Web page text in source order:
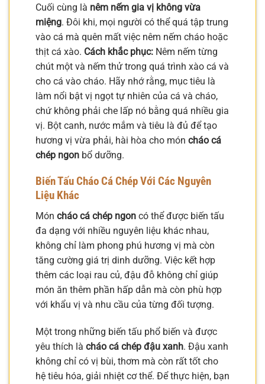
Cuối cùng là nêm nếm gia vị không vừa
miệng. Đôi khi, mọi người có thể quá tập trung
vào cá mà quên mất việc nêm nếm cháo hoặc
thịt cá xào. Cách khắc phục: Nêm nếm từng
chút một và nếm thử trong quá trình xào cá và
cho cá vào cháo. Hãy nhớ rằng, mục tiêu là
làm nổi bật vị ngọt tự nhiên của cá và cháo,
chứ không phải che lấp nó bằng quá nhiều gia
vị. Bột canh, nước mắm và tiêu là đủ để tạo
hương vị vừa phải, hài hòa cho món cháo cá
chép ngon bổ dưỡng.
Biến Tấu Cháo Cá Chép Với Các Nguyên
Liệu Khác
Món cháo cá chép ngon có thể được biến tấu
đa dạng với nhiều nguyên liệu khác nhau,
không chỉ làm phong phú hương vị mà còn
tăng cường giá trị dinh dưỡng. Việc kết hợp
thêm các loại rau củ, đậu đỗ không chỉ giúp
món ăn thêm phần hấp dẫn mà còn phù hợp
với khẩu vị và nhu cầu của từng đối tượng.
Một trong những biến tấu phổ biến và được
yêu thích là cháo cá chép đậu xanh. Đậu xanh
không chỉ có vị bùi, thơm mà còn rất tốt cho
hệ tiêu hóa, giải nhiệt cơ thể. Để thực hiện, bạn